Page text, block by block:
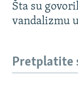
Šta su
vandalizmu
Pretplatite